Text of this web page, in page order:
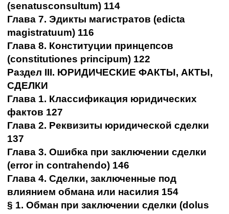
(senatusconsultum) 114
Глава 7. Эдикты магистратов (edicta
magistratuum) 116
Глава 8. Конституции принцепсов
(constitutiones principum) 122
Раздел III. ЮРИДИЧЕСКИЕ ФАКТЫ, АКТЫ,
СДЕЛКИ
Глава 1. Классификация юридических
фактов 127
Глава 2. Реквизиты юридической сделки
137
Глава 3. Ошибка при заключении сделки
(error in contrahendo) 146
Глава 4. Сделки, заключенные под
влиянием обмана или насилия 154
§ 1. Обман при заключении сделки (dolus